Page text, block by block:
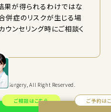
ご相談はこちら ご予約は
果が得られるわけではな
併症のリスクが生じる場
ウンセリング時にご相談く
Surgery, All Right Reserved.